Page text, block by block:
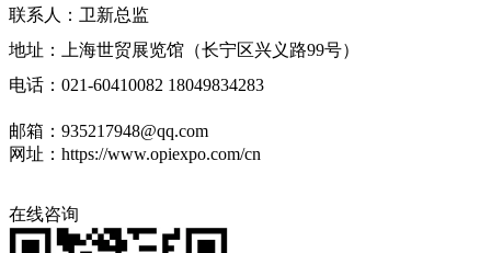
联系人：卫新总监
地址：上海世贸展览馆（长宁区兴义路99号）
电话：021-60410082 18049834283
邮箱：935217948@qq.com
网址：https://www.opiexpo.com/cn
在线咨询